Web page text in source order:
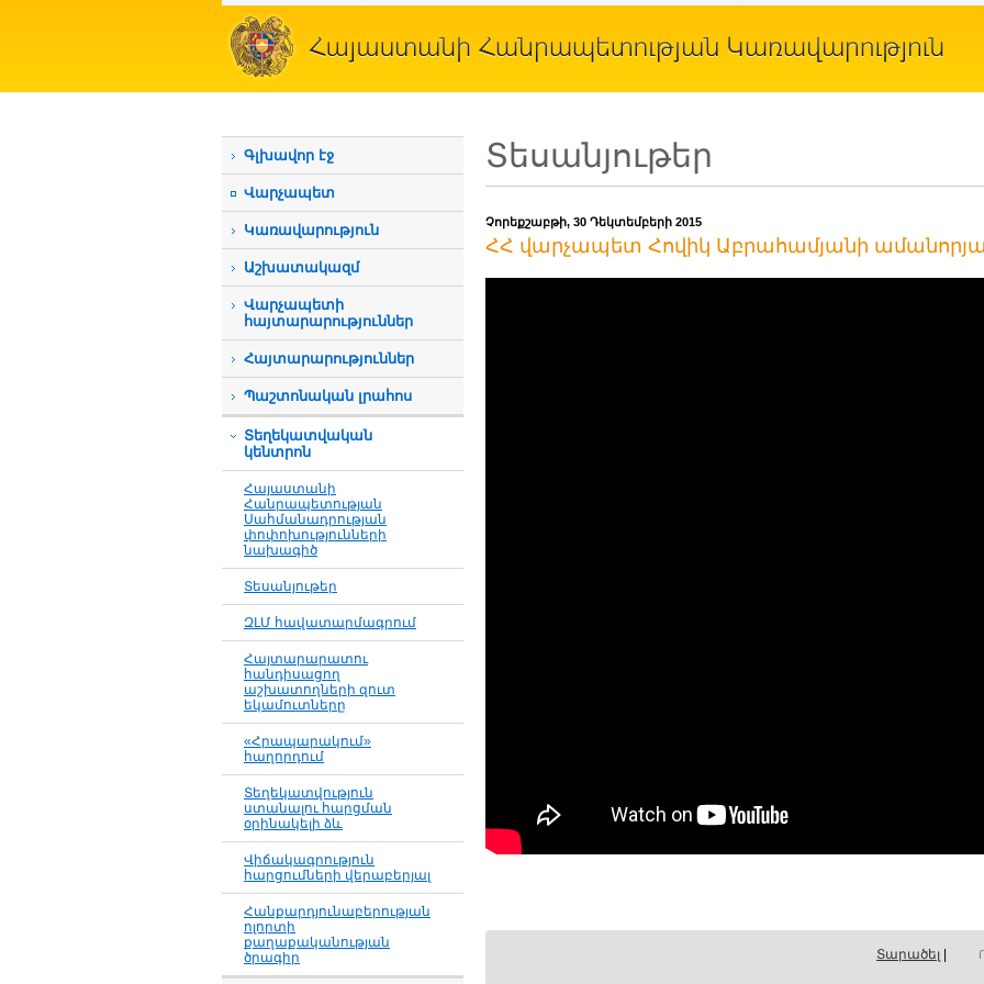
Գլխավոր էջ
Վարչապետ
Կառավարություն
Աշխատակազմ
Վարչապետի
հայտարարություններ
Հայտարարություններ
Պաշտոնական լրահոս
Տեղեկատվական
կենտրոն
Հայաստանի
Հանրապետության
Սահմանադրության
փոփոխությունների
նախագիծ
Տեսանյութեր
ԶԼՄ հավատարմագրում
Հայտարարատու
հանդիսացող
աշխատողների զուտ
եկամուտները
«Հրապարակում»
հաղորդում
Տեղեկատվություն
ստանալու հարցման
օրինակելի ձև
Վիճակագրություն
հարցումների վերաբերյալ
Հանքարդյունաբերության
ոլորտի
քաղաքականության
ծրագիր
Տեսանյութեր
Չորեքշաբթի, 30 Դեկտեմբերի 2015
ՀՀ վարչապետ Հովիկ Աբրահամյանի ամանորյա
Տարածել